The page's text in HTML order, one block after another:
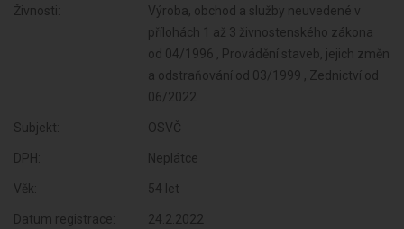
Živnosti:
Výroba, obchod a služby neuvedené v
přílohách 1 až 3 živnostenského zákona
od 04/1996 , Provádění staveb, jejich změn
a odstraňování od 03/1999 , Zednictví od
06/2022
Subjekt: OSVČ
DPH: Neplátce
Věk: 54 let
Datum registrace: 24.2.2022